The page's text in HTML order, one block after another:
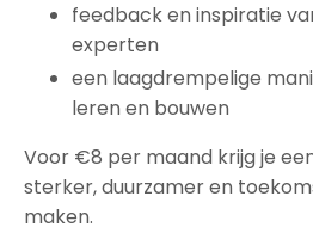
feedback en inspiratie
experten
een laagdrempelige
leren en bouwen
Voor €8 per maand krijg je
sterker, duurzamer en
maken.